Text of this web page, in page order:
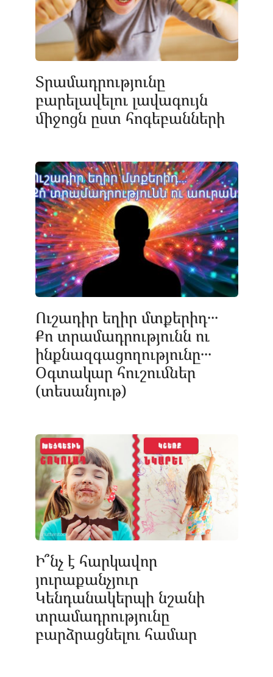
Տրամադրությունը
բարելավելու լավագույն
միջոցն ըստ հոգեբանների
Ուշադիր եղիր մտքերիդ․․․
Քո տրամադրությունն ու
ինքնազգացողությունը․․․
Օգտակար հուշումներ
(տեսանյութ)
Ի՞նչ է հարկավոր
յուրաքանչյուր
Կենդանակերպի նշանի
տրամադրությունը
բարձրացնելու համար